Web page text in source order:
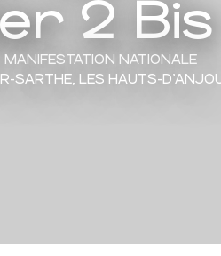
2 Bis
MANIFESTATION NATIONALE
SARTHE, LES HAUTS-